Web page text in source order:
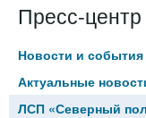
Пресс-центр
Новости и события
Актуальные
ЛСП «Северный